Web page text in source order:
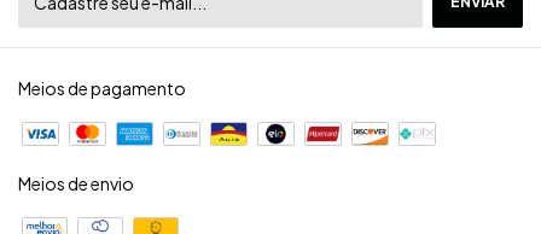
Meios de pagamento
Meios de envio